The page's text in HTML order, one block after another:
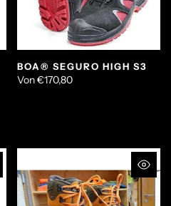
BOA® SEGURO HIGH S3
Von€170,80